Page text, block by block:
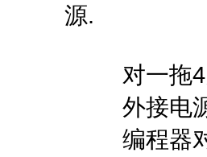
源.
对一拖4多
外接电源
编程器对